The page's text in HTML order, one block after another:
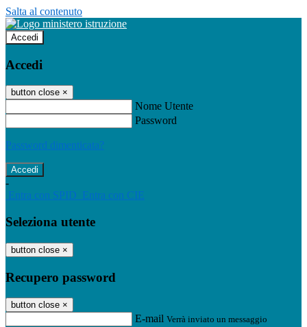
Salta al contenuto
Accedi
Accedi
button close ×
Nome Utente
Password
Password dimenticata?
-
Entra con SPID Entra con CIE
Seleziona utente
button close ×
Recupero password
button close ×
E-mail Verrà inviato un messaggio